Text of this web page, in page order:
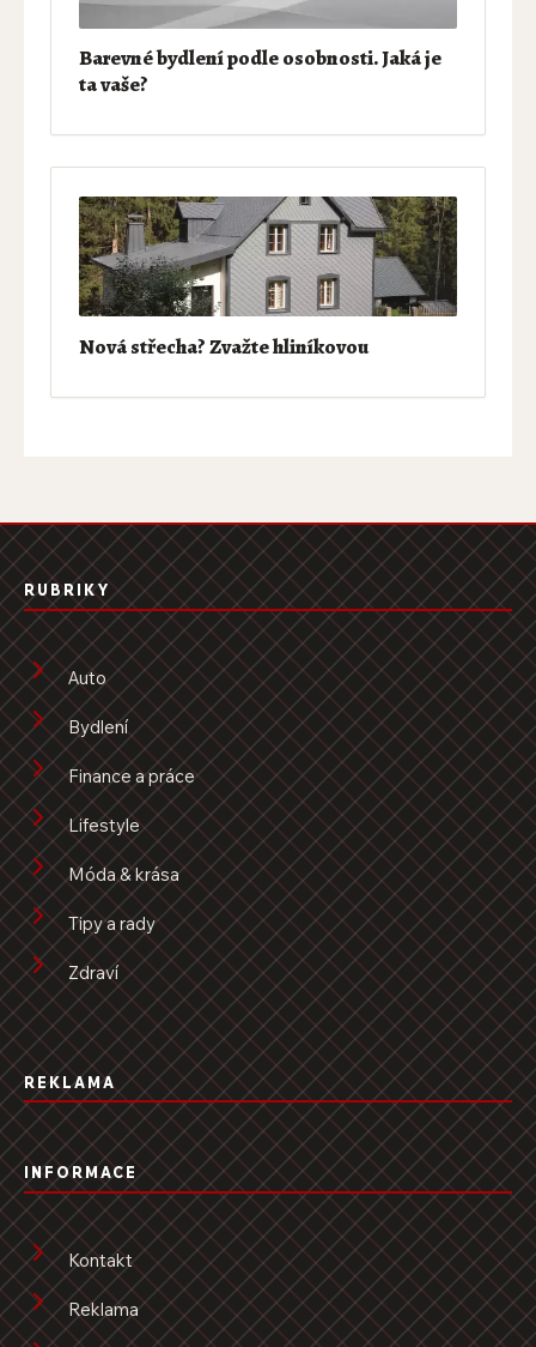
Barevné bydlení podle osobnosti. Jaká je
ta vaše?
Nová střecha? Zvažte hliníkovou
RUBRIKY
Auto
Bydlení
Finance a práce
Lifestyle
Móda & krása
Tipy a rady
Zdraví
REKLAMA
INFORMACE
Kontakt
Reklama